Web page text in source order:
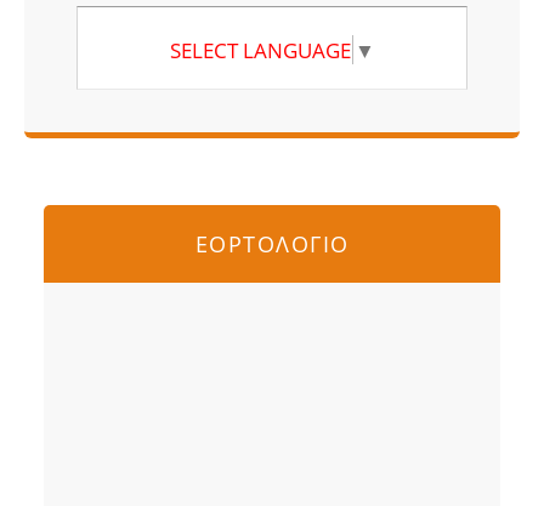
SELECT LANGUAGE ▼
ΕΟΡΤΟΛΟΓΙΟ